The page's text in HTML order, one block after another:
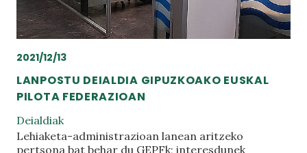
2021/12/13
LANPOSTU DEIALDIA GIPUZKOAKO EUSKAL
PILOTA FEDERAZIOAN
Deialdiak
Lehiaketa-administrazioan lanean aritzeko
pertsona bat behar du GEPFk; interesdunek